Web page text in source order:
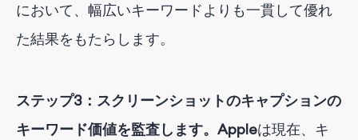
において、幅広いキーワードよりも一貫して優れ
た結果をもたらします。
ステップ3：スクリーンショットのキャプションの
キーワード価値を監査します。Appleは現在、キ